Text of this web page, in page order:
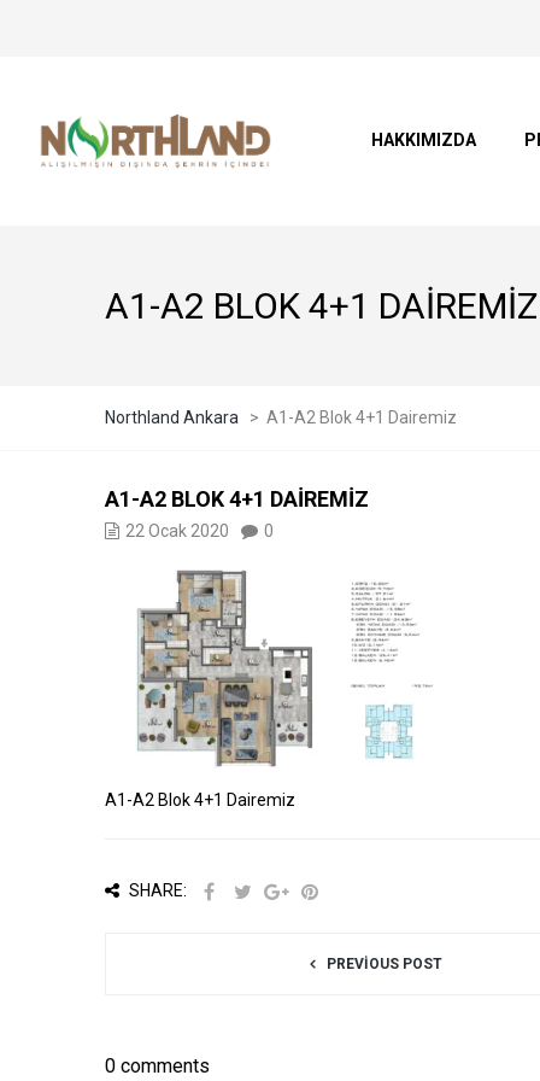
HAKKIMIZDA
A1-A2 BLOK 4+1 DAIREMIZ
Northland Ankara > A1-A2 Blok 4+1 Dairemiz
A1-A2 BLOK 4+1 DAIREMIZ
22 Ocak 2020 0
A1-A2 Blok 4+1 Dairemiz
SHARE:
PREVIOUS POST
0 comments